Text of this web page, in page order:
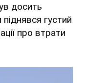
досить
густий
про втрати